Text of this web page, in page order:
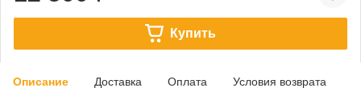
Купить
Описание Доставка Оплата Условия возврата